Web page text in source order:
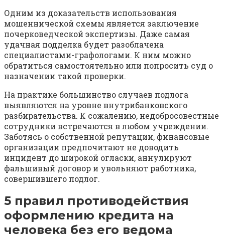
Одним из доказательств использования
мошеннической схемы является заключение
почерковедческой экспертизы. Даже самая
удачная подделка будет разоблачена
специалистами-графологами. К ним можно
обратиться самостоятельно или попросить суд о
назначении такой проверки.
На практике большинство случаев подлога
выявляются на уровне внутрибанковского
разбирательства. К сожалению, недобросовестные
сотрудники встречаются в любом учреждении.
Заботясь о собственной репутации, финансовые
организации предпочитают не доводить
инцидент до широкой огласки, аннулируют
фальшивый договор и увольняют работника,
совершившего подлог.
5 правил противодействия
оформлению кредита на
человека без его ведома